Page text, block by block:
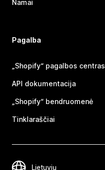
Namai
Pagalba
„Shopify“ pagalbos centras
API dokumentacija
„Shopify“ bendruomenė
Tinklaraščiai